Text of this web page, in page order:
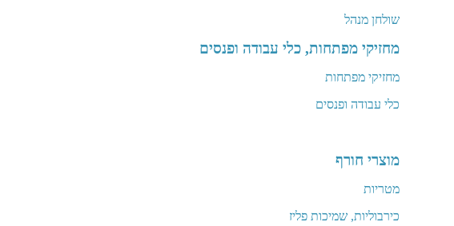
שולחן מנהל
מחזיקי מפתחות, כלי עבודה ופנסים
מחזיקי מפתחות
כלי עבודה ופנסים
מוצרי חורף
מטריות
כירבוליות, שמיכות פליז